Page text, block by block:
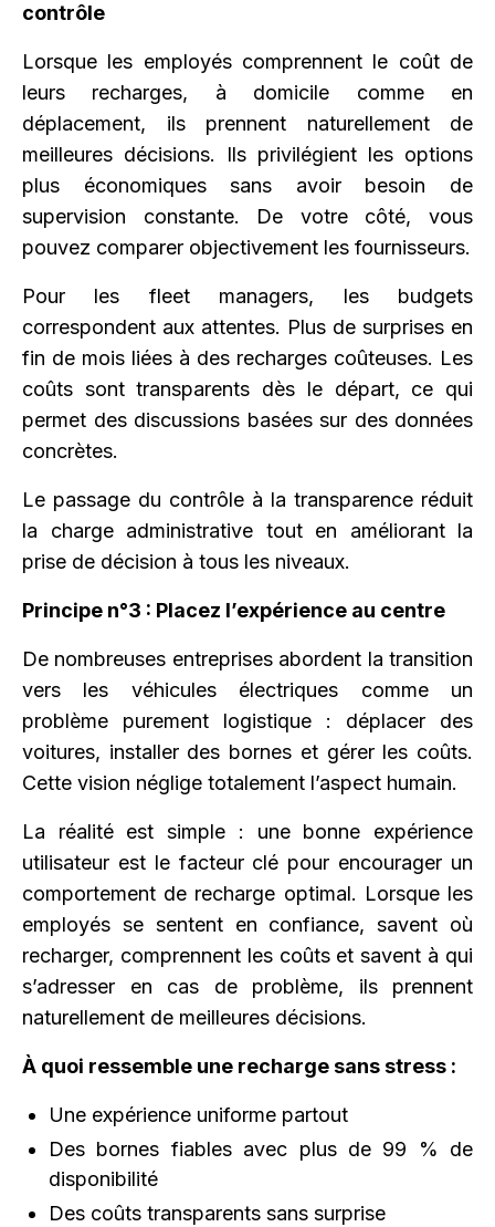
contrôle
Lorsque les employés comprennent le coût de
leurs recharges, à domicile comme en
déplacement, ils prennent naturellement de
meilleures décisions. Ils privilégient les options
plus économiques sans avoir besoin de
supervision constante. De votre côté, vous
pouvez comparer objectivement les fournisseurs.
Pour les fleet managers, les budgets
correspondent aux attentes. Plus de surprises en
fin de mois liées à des recharges coûteuses. Les
coûts sont transparents dès le départ, ce qui
permet des discussions basées sur des données
concrètes.
Le passage du contrôle à la transparence réduit
la charge administrative tout en améliorant la
prise de décision à tous les niveaux.
Principe n°3 : Placez l’expérience au centre
De nombreuses entreprises abordent la transition
vers les véhicules électriques comme un
problème purement logistique : déplacer des
voitures, installer des bornes et gérer les coûts.
Cette vision néglige totalement l’aspect humain.
La réalité est simple : une bonne expérience
utilisateur est le facteur clé pour encourager un
comportement de recharge optimal. Lorsque les
employés se sentent en confiance, savent où
recharger, comprennent les coûts et savent à qui
s’adresser en cas de problème, ils prennent
naturellement de meilleures décisions.
À quoi ressemble une recharge sans stress :
Une expérience uniforme partout
Des bornes fiables avec plus de 99 % de
disponibilité
Des coûts transparents sans surprise